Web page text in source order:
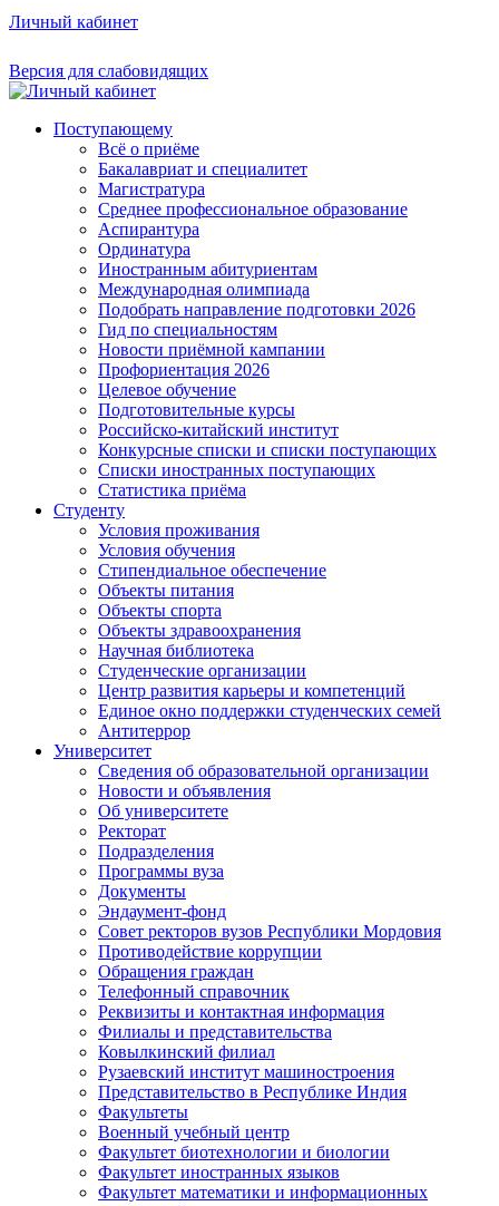
Личный кабинет
Версия для слабовидящих
Поступающему
Всё о приёме
Бакалавриат и специалитет
Магистратура
Среднее профессиональное образование
Аспирантура
Ординатура
Иностранным абитуриентам
Международная олимпиада
Подобрать направление подготовки 2026
Гид по специальностям
Новости приёмной кампании
Профориентация 2026
Целевое обучение
Подготовительные курсы
Российско-китайский институт
Конкурсные списки и списки поступающих
Списки иностранных поступающих
Статистика приёма
Студенту
Условия проживания
Условия обучения
Стипендиальное обеспечение
Объекты питания
Объекты спорта
Объекты здравоохранения
Научная библиотека
Студенческие организации
Центр развития карьеры и компетенций
Единое окно поддержки студенческих семей
Антитеррор
Университет
Сведения об образовательной организации
Новости и объявления
Об университете
Ректорат
Подразделения
Программы вуза
Документы
Эндаумент-фонд
Совет ректоров вузов Республики Мордовия
Противодействие коррупции
Обращения граждан
Телефонный справочник
Реквизиты и контактная информация
Филиалы и представительства
Ковылкинский филиал
Рузаевский институт машиностроения
Представительство в Республике Индия
Факультеты
Военный учебный центр
Факультет биотехнологии и биологии
Факультет иностранных языков
Факультет математики и информационных